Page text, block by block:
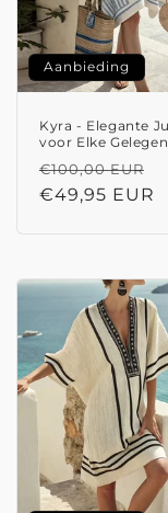
Aanbieding
Kyra - Elegante
voor Elke
Normale
prijs
€100,00 EUR
€49,95 EUR